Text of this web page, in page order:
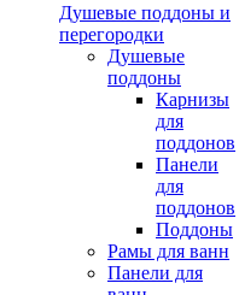
Душевые поддоны и
перегородки
Душевые
поддоны
Карнизы
для
поддонов
Панели
для
поддонов
Поддоны
Рамы для ванн
Панели для